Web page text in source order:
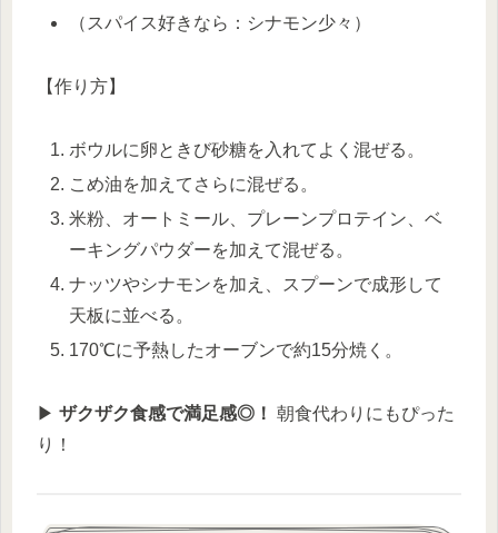
（スパイス好きなら：シナモン少々）
【作り方】
ボウルに卵ときび砂糖を入れてよく混ぜる。
こめ油を加えてさらに混ぜる。
米粉、オートミール、プレーンプロテイン、ベ
ーキングパウダーを加えて混ぜる。
ナッツやシナモンを加え、スプーンで成形して
天板に並べる。
170℃に予熱したオーブンで約15分焼く。
▶︎ ザクザク食感で満足感◎！ 朝食代わりにもぴった
り！